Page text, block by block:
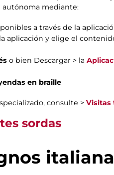
autónoma mediante:
a través de la
aplicación y elige el
o bien Descargar > la
en braille
consulte > Visitas
sordas